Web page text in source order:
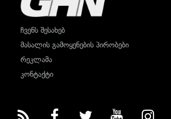
ჩვენს შესახებ
მასალის გამოყენების პირობები
რეკლამა
კონტაქტი